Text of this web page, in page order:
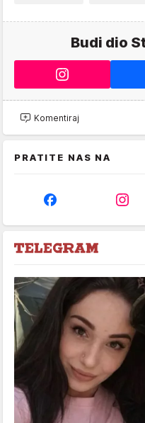
Budi dio
Komentiraj
PRATITE NAS NA